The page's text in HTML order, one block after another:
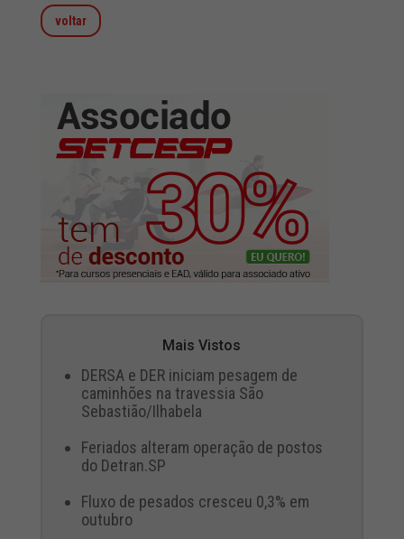
voltar
Mais Vistos
DERSA e DER iniciam pesagem de
caminhões na travessia São
Sebastião/Ilhabela
Feriados alteram operação de postos
do Detran.SP
Fluxo de pesados cresceu 0,3% em
outubro